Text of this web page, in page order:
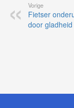
Vorige
Fietser
door gladheid